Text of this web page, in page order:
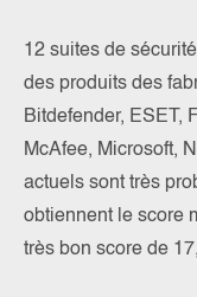
12 suites de
des produits des
Bitdefender, ESET,
McAfee, Microsoft,
actuels sont très
obtiennent le score
très bon score de